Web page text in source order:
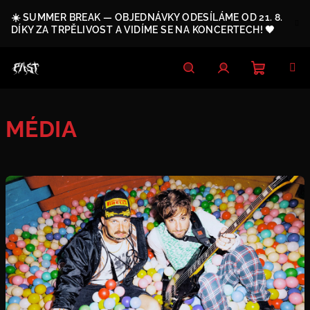
obsah
☀️ SUMMER BREAK — OBJEDNÁVKY ODESÍLÁME OD 21. 8.
DÍKY ZA TRPĚLIVOST A VIDÍME SE NA KONCERTECH! 🖤
MÉDIA
ý
p
i
s
č
l
á